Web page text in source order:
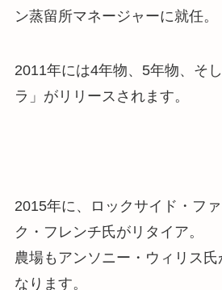
ン蒸留所マネージャーに就任。
2011年には4年物、5年物、そ
ラ」がリリースされます。
2015年に、ロックサイド・フ
ク・フレンチ氏がリタイア。
農場もアンソニー・ウィリス氏
なります。